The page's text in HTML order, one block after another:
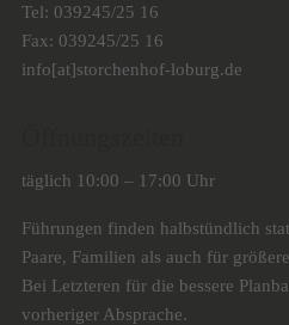
Tel: 039245/25 16
Fax: 039245/25 16
info[at]storchenhof-loburg.de
täglich 10:00 – 17:00 Uhr
Führungen finden halbstündlich
Paare, Familien als auch für
Bei Letzteren für die bessere
vorheriger Absprache.